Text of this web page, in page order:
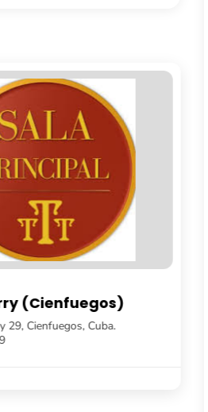
(Cienfuegos)
29, Cienfuegos, Cuba.